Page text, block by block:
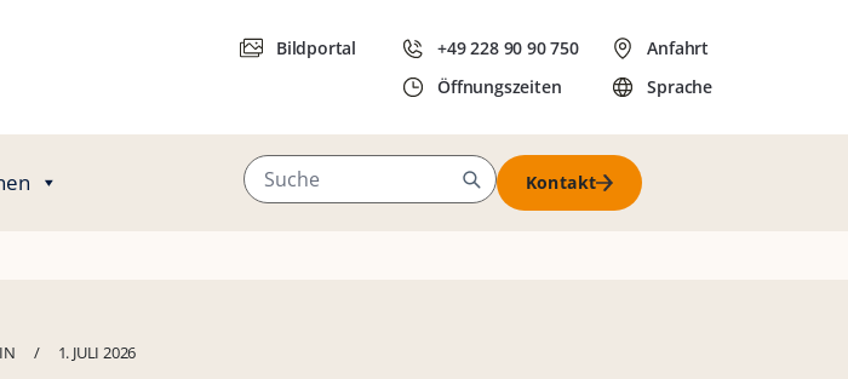
Bildportal
+49 228 90 90 750
Öffnungszeiten
Anfahrt
Sprache
Kontakt
/ 1. JULI 2026